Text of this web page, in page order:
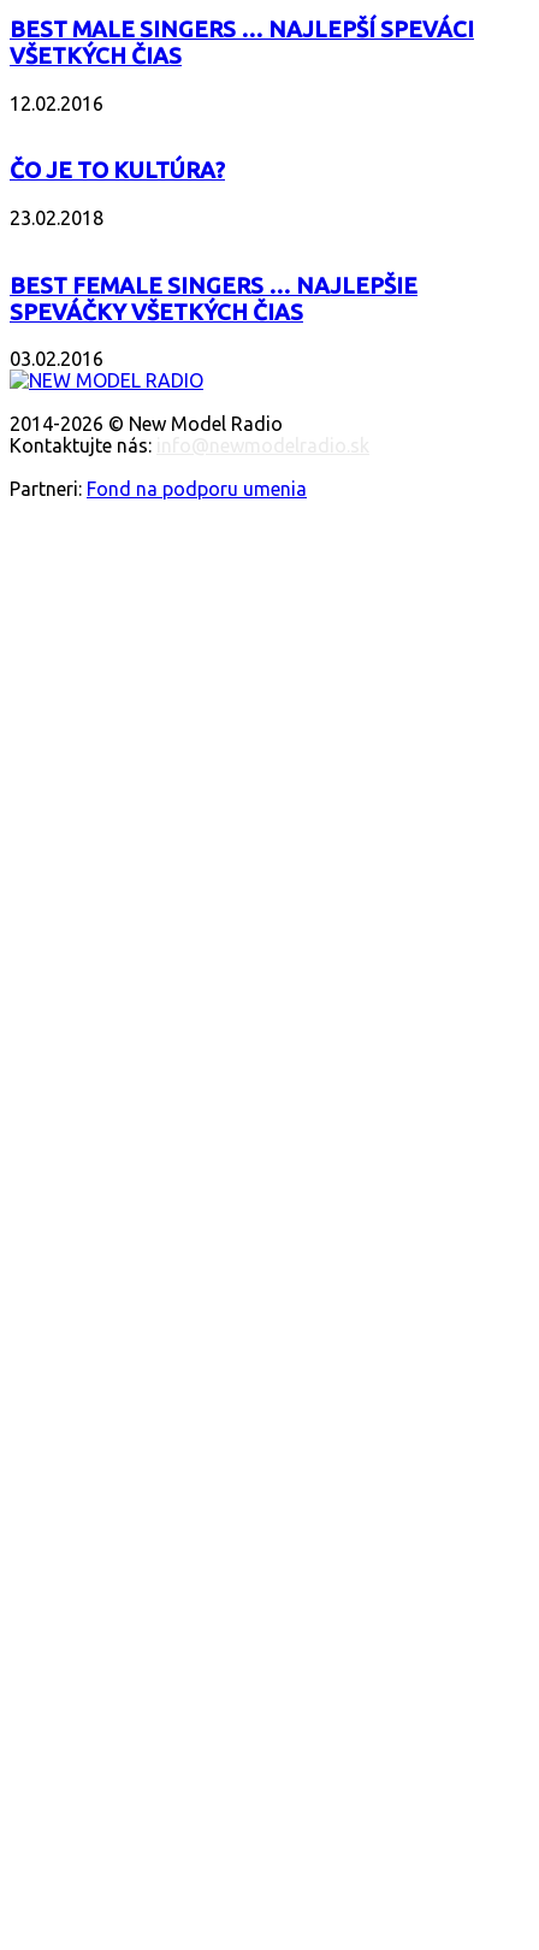
BEST MALE SINGERS … NAJLEPŠÍ SPEVÁCI
VŠETKÝCH ČIAS
12.02.2016
ČO JE TO KULTÚRA?
23.02.2018
BEST FEMALE SINGERS … NAJLEPŠIE
SPEVÁČKY VŠETKÝCH ČIAS
03.02.2016
2014-2026 © New Model Radio
Kontaktujte nás:
Partneri: Fond na podporu umenia